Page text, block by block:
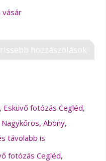
vásár
hozzászólások
Esküvő fotózás Cegléd,
Abony,
távolabb is
fotózás Cegléd,